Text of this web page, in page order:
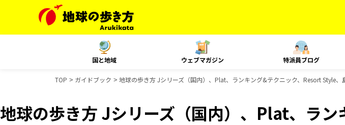
国と地域 ウェブマガジン 特派員ブログ
TOP ガイドブック 地球の歩き方 Jシリーズ（国内）、Plat、ランキング&テクニック、Resort Style
地球の歩き方 Jシリーズ（国内）、Plat、ラン